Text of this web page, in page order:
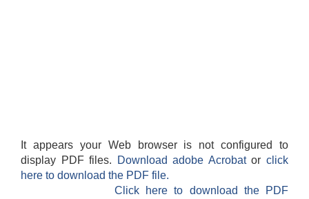
It appears your Web browser is not configured to
display PDF files.
Download adobe Acrobatorclick
here to download the PDF file.
Click here to download the PDF